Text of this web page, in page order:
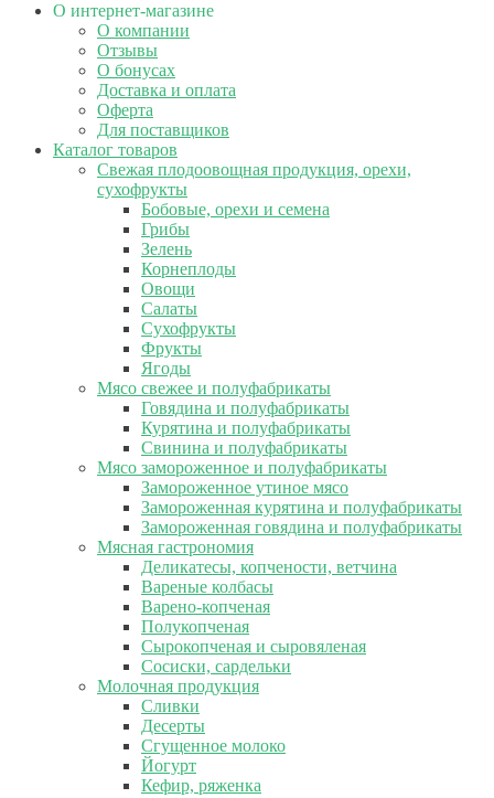
О интернет-магазине
О компании
Отзывы
О бонусах
Доставка и оплата
Оферта
Для поставщиков
Каталог товаров
Свежая плодоовощная продукция, орехи,
сухофрукты
Бобовые, орехи и семена
Грибы
Зелень
Корнеплоды
Овощи
Салаты
Сухофрукты
Фрукты
Ягоды
Мясо свежее и полуфабрикаты
Говядина и полуфабрикаты
Курятина и полуфабрикаты
Свинина и полуфабрикаты
Мясо замороженное и полуфабрикаты
Замороженное утиное мясо
Замороженная курятина и полуфабрикаты
Замороженная говядина и полуфабрикаты
Мясная гастрономия
Деликатесы, копчености, ветчина
Вареные колбасы
Варено-копченая
Полукопченая
Сырокопченая и сыровяленая
Сосиски, сардельки
Молочная продукция
Сливки
Десерты
Сгущенное молоко
Йогурт
Кефир, ряженка